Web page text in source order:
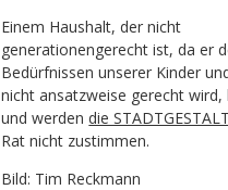
Einem Haushalt, der nicht
generationengerecht ist, da er
Bedürfnissen unserer Kinder
nicht ansatzweise gerecht wird,
und werdendie
Rat nicht zustimmen.
Bild: Tim Reckmann